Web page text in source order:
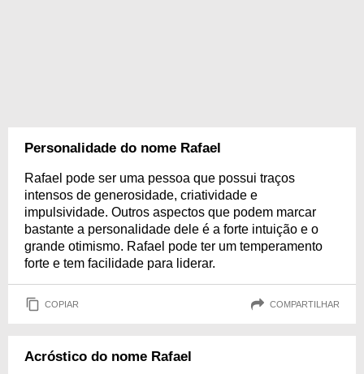
Personalidade do nome Rafael
Rafael pode ser uma pessoa que possui traços
intensos de generosidade, criatividade e
impulsividade. Outros aspectos que podem marcar
bastante a personalidade dele é a forte intuição e o
grande otimismo. Rafael pode ter um temperamento
forte e tem facilidade para liderar.
COPIAR COMPARTILHAR
Acróstico do nome Rafael